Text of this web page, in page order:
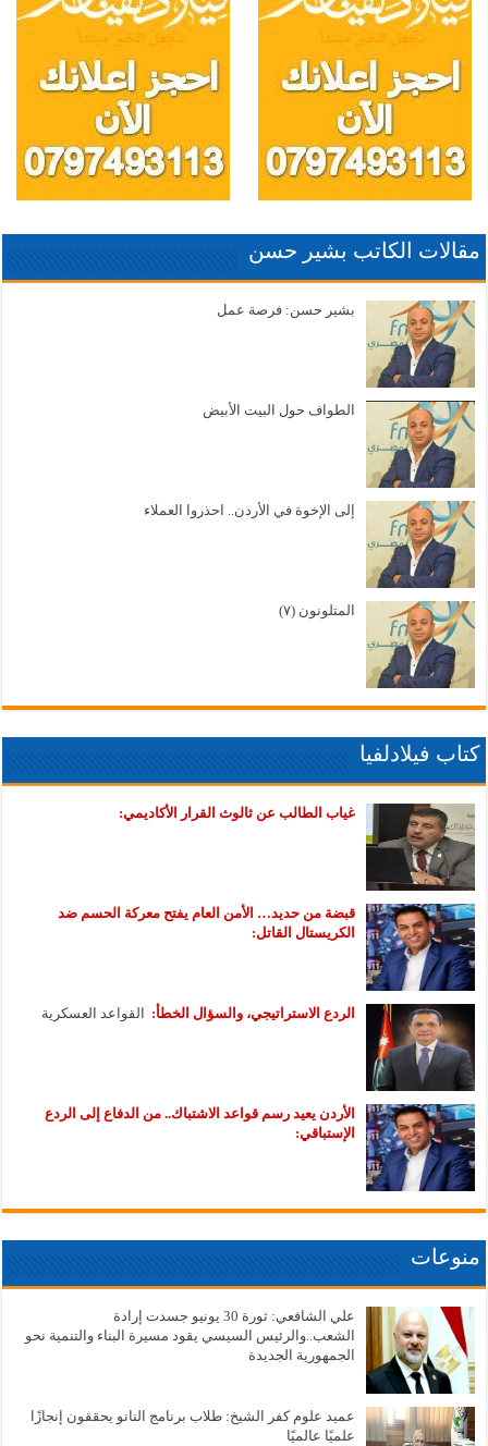
مقالات الكاتب بشير حسن
بشير حسن: فرصة عمل
الطواف حول البيت الأبيض
إلى الإخوة في الأردن.. احذروا العملاء
المتلونون (٧)
كتاب فيلادلفيا
غياب الطالب عن ثالوث القرار الأكاديمي:
قبضة من حديد… الأمن العام يفتح معركة الحسم ضد
الكريستال القاتل:
الردع الاستراتيجي، والسؤال الخطأ: القواعد العسكرية
الأردن يعيد رسم قواعد الاشتباك.. من الدفاع إلى الردع
الإستباقي:
منوعات
علي الشافعي: ثورة 30 يونيو جسدت إرادة
الشعب..والرئيس السيسي يقود مسيرة البناء والتنمية نحو
الجمهورية الجديدة
عميد علوم كفر الشيخ: طلاب برنامج النانو يحققون إنجازًا
علميًا عالميًا